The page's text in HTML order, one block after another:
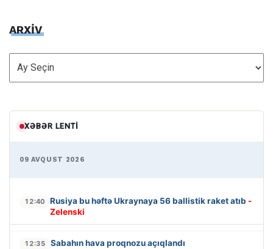
ARXİV
ARXİV
XƏBƏR LENTI
09 AVQUST 2026
12:40 Rusiya bu həftə Ukraynaya 56 ballistik raket atıb -
Zelenski
12:35 Sabahın hava proqnozu açıqlandı